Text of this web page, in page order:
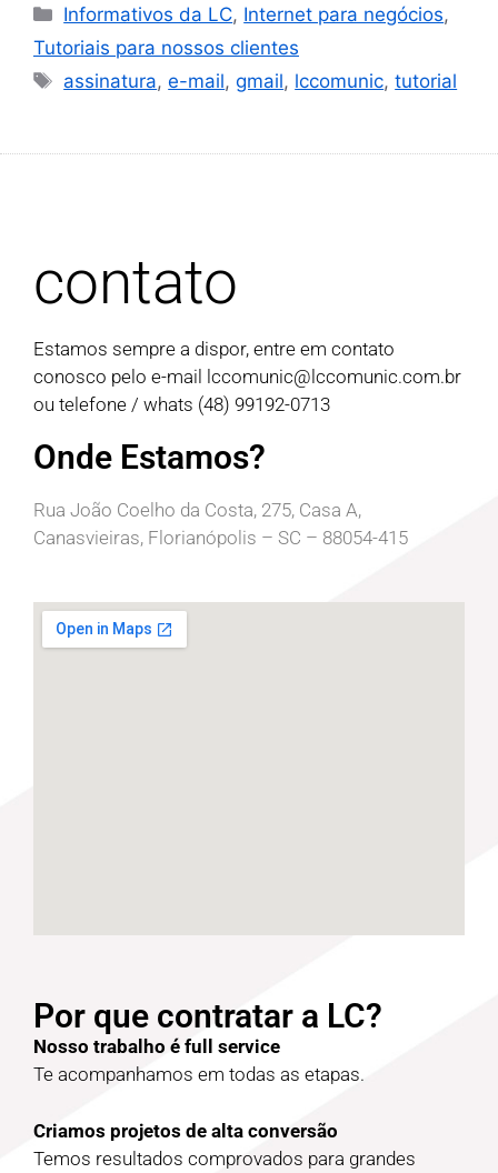
Informativos da LC, Internet para negócios,
Tutoriais para nossos clientes
assinatura,e-mail,gmail, lccomunic,tutorial
contato
Estamos sempre a dispor, entre em contato
conosco pelo e-mail lccomunic@lccomunic.com.br
ou telefone / whats (48) 99192-0713
Onde Estamos?
Rua João Coelho da Costa, 275, Casa A,
Canasvieiras, Florianópolis – SC – 88054-415
Por que contratar a LC?
Nosso trabalho é full service
Te acompanhamos em todas as etapas.
Criamos projetos de alta conversão
Temos resultados comprovados para grandes